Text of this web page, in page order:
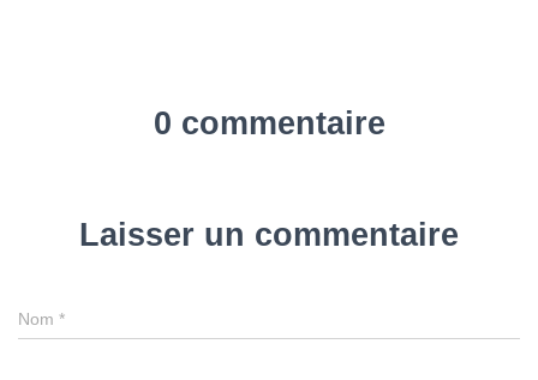
0 commentaire
Laisser un commentaire
Nom *